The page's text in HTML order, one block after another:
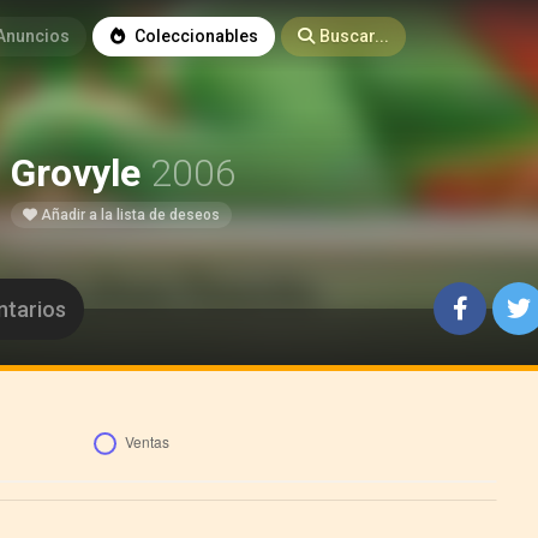
Coleccionables Buscar...
Grovyle 2006
Añadir a la lista de deseos